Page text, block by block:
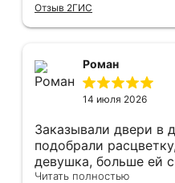
"утилизация старой
уборка выломанного
После предъявления
получил только
монтажника,
менеджером
нужна утилизация,
ограниченные
Дополнение на
Отзыв 2ГИС
Роман
14 июля 2026
Заказывали двери в
подобрали
девушка, больше ей
подсказывала и
Читать полностью